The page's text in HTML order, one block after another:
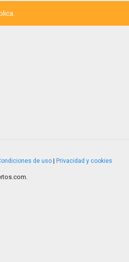
de uso Privacidad y cookies